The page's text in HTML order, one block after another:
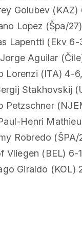
Golubev
Lopez (Špa/
Lapentti (Ekv
Aguilar
Lorenzi (ITA) 4-
Stakhovskij
Petzschner
Henri
Robredo
Vliegen (BEL) 6-
Giraldo